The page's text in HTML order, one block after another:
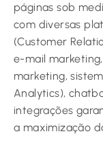
páginas sob
com diversas
(Customer
e-mail
marketing,
Analytics),
integrações
a maximização